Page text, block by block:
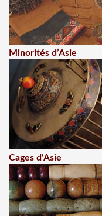
Minorités d’Asie
Cages d’Asie